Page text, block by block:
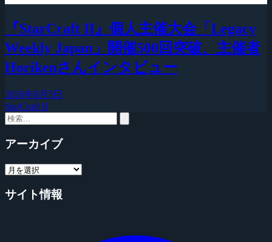
『StarCraft II』個人主催大会「Legacy
Weekly Japan」開催500回突破、主催者
Horikenさんインタビュー
2026年8月5日
StarCraft II
アーカイブ
サイト情報